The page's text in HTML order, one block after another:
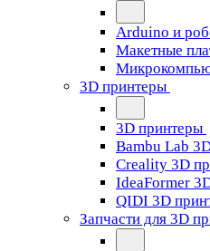
Arduino и
Макетные
3D принтеры
3D принтеры
Bambu Lab
Creality 3D
IdeaFormer
QIDI 3D
Запчасти для 3D